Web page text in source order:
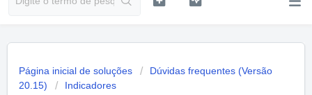
Página inicial de soluções
Dúvidas frequentes (Versão
20.15)
Indicadores